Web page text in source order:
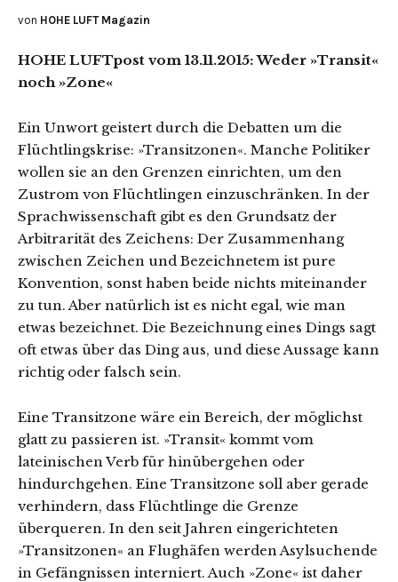
von HOHE LUFT Magazin
HOHE LUFTpost vom 13.11.2015: Weder »Transit«
noch »Zone«
Ein Unwort geistert durch die Debatten um die
Flüchtlingskrise: »Transitzonen«. Manche Politiker
wollen sie an den Grenzen einrichten, um den
Zustrom von Flüchtlingen einzuschränken. In der
Sprachwissenschaft gibt es den Grundsatz der
Arbitrarität des Zeichens: Der Zusammenhang
zwischen Zeichen und Bezeichnetem ist pure
Konvention, sonst haben beide nichts miteinander
zu tun. Aber natürlich ist es nicht egal, wie man
etwas bezeichnet. Die Bezeichnung eines Dings sagt
oft etwas über das Ding aus, und diese Aussage kann
richtig oder falsch sein.
Eine Transitzone wäre ein Bereich, der möglichst
glatt zu passieren ist. »Transit« kommt vom
lateinischen Verb für hinübergehen oder
hindurchgehen. Eine Transitzone soll aber gerade
verhindern, dass Flüchtlinge die Grenze
überqueren. In den seit Jahren eingerichteten
»Transitzonen« an Flughäfen werden Asylsuchende
in Gefängnissen interniert. Auch »Zone« ist daher